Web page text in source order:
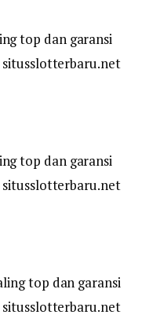
top dan garansi
situsslotterbaru.net
top dan garansi
situsslotterbaru.net
top dan garansi
situsslotterbaru.net